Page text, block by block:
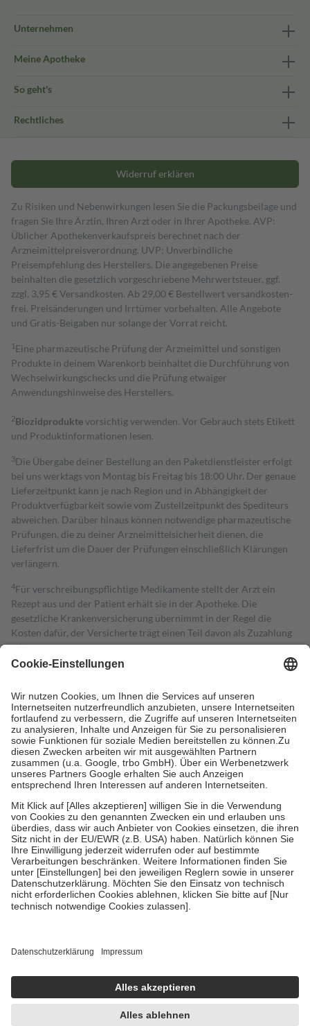
Unternehmen
Meine Apotheke
So geht's
Rechtliches
Widerruf erklären
Zu Risiken und Nebenwirkungen lesen Sie die Packungsbeilage und
fragen Sie Ihre Ärztin, Ihren Arzt oder in Ihrer Apotheke. AVP:
Üblicher Apothekenverkaufspreis berechnet nach der
Arzneimittelpreisverordnung. UVP: Unverbindliche
Preisempfehlung des Herstellers. Die angegebenen Preise
beinhalten die gesetzlich vorgeschriebene Mehrwertsteuer, ggf.
zzgl. 3,95 € Versandkosten. Ab 29,00 € Bestell­wert versand­kosten­
frei. Preisänderungen und Irrtümer vorbehalten. Alle Angebote
und Gratis-Beigaben nur solange der Vorrat reicht.
1 Eine pharmazeutische Prüfung der Arzneimittel und sonstigen
Produkte in deinem Warenkorb beinhaltet die Durchführung von
Wechselwirkungschecks und die Prüfung etwaiger
Anwendungshinweise des Herstellers.
2Biozidproduktevorsichtig verwenden. Vor Gebrauch stets Etikett
und Produktinformationen lesen.
3Die Übergabe deiner Bestellung an den Paketdienstleister erfolgt
bei uns werktags von Montag bis Freitag bis 18:00 Uhr. Der genaue
Lieferzeitpunkt kann je nach Region und in Abhängigkeit der
Produktverfügbarkeit sowie vom Zustellzeitpunkt des Spediteurs
abweichen. Darüber hinaus können notwendige pharmazeutische
Prüfungen, die zu deiner Arzneimittelsicherheit dienen, die
Lieferfrist um die Dauer der Prüfungen einschließlich Klärungen
verlängern.
4Für verschreibungspflichtige Medikamente stellt der Arzt ein
Rezept aus und der Patient erhält sie in der Apotheke. Die
gesetzliche Krankenversicherung übernimmt in der Regel die
Kosten dafür, der Versicherte trägt einen Teil davon als Zuzahlung
mit.
Grundsätzlich leisten Mitglieder Zuzahlungen in Höhe von zehn
höchstens zehn Euro.
Es sind jedoch nie mehr als die tatsächlichen
Kosten der Leistung zu entrichten.
Diese Regeln gelten grundsätzlich auch für Online-Apotheken.
Bei Heilmitteln und häuslicher Krankenpflege beträgt die
Zuzahlung zehn Prozent der Kosten sowie zehn Euro je
Verordnung.
Um das Engagement der Versicherten für ihre eigene Gesundheit zu
stärken und die besondere Stellung der Familie zu unterstützen,
fallenkeine Zuzahlungenan bei:
• Kindern und Jugendlichen bis zum vollendeten 18. Lebensjahr
mit Ausnahme der Fahrkosten
• Untersuchungen zur Vorsorge und Früherkennung, die von der
GKV getragen werden
• empfohlenen Schutzimpfungen
• Harn- und Blutteststreifen
getroffen, um sicherzustellen, dass es sich um echte Bewertungen
https://help.etrusted.com/hc/de/articles/4419944605341
Einige Bilder und Inhalte wurden unter Zuhilfenahme künstlicher